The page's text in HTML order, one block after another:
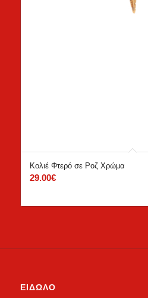
Κολιέ Φτερό σε Ροζ Χρώμα
29.00€
ΕΙΔΩΛΟ